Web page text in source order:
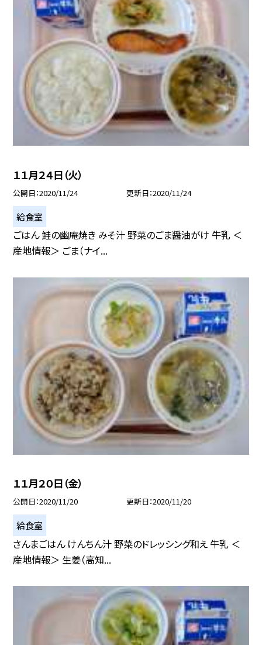
１１月２４日（火）
公開日 2020/11/24 更新日 2020/11/24
給食室
ごはん 鮭の幽庵焼き みそ汁 野菜のごま醤油がけ 牛乳 ＜
産地情報＞ ごま（ナイ...
１１月２０日（金）
公開日 2020/11/20 更新日 2020/11/20
給食室
さんまごはん けんちん汁 野菜のドレッシング和え 牛乳 ＜
産地情報＞ 生姜（高知...